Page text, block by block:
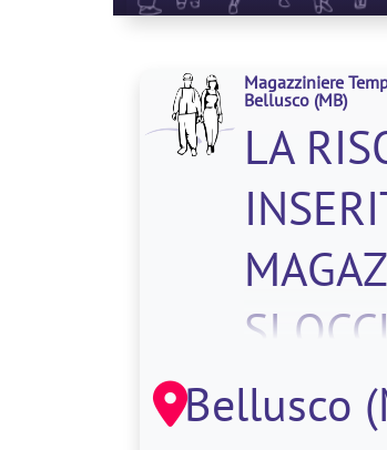
Magazziniere
Bellusco(MB)
LA
SI
DI:.
Bellusco